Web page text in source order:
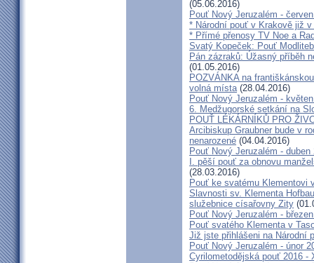
(05.06.2016)
Pouť Nový Jeruzalém -
* Národní pouť v Krakově již
* Přímé přenosy TV Noe a
Svatý Kopeček: Pouť
Pán zázraků: Úžasný příběh
(01.05.2016)
POZVÁNKA na
volná místa(28.04.2016)
Pouť Nový Jeruzalém -
6. Medžugorské setkání na
POUŤ LÉKÁRNÍKŮ PRO
Arcibiskup Graubner bude v
nenarozené (04.04.2016)
Pouť Nový Jeruzalém - duben
I. pěší pouť za obnovu
(28.03.2016)
Pouť ke svatému Klementovi
Slavnosti sv. Klementa
služebnice císařovny Zity
Pouť Nový Jeruzalém -
Pouť svatého Klementa v
Již jste přihlášeni na Národní
Pouť Nový Jeruzalém - únor
Cyrilometodějská pouť 2016 -